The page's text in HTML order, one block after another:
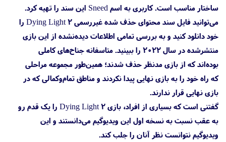
ساختار مناسب است. کاربری به اسم Sneed این سند را تهیه کرد.
می‌توانید فایل سند محتوای حذف شده غیررسمی Dying Light 2 را
خود دانلود کنید و به بررسی تمامی اطلاعات دیده‌نشده از این بازی
منتشرشده در سال ۲۰۲۲ را ببینید. متاسفانه جناح‌های کاملی
بوده‌اند که از بازی مدنظر حذف شدند؛ همین‌طور مجموعه مراحلی
که راه خود را به بازی نهایی پیدا نکردند و مناطق تمام‌وکمالی که در
بازی نهایی قرار ندارند.
گفتنی است که بسیاری از افراد، بازی Dying Light 2 را یک قدم رو
به عقب نسبت به نسخه اول این ویدیوگیم می‌دانستند و این
ویدیوگیم نتوانست نظر آنان را جلب کند.